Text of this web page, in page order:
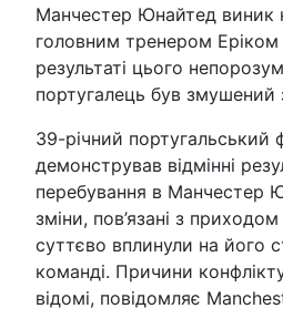
Манчестер Юнайтед виник
головним тренером
результаті цього
португалець був
39-річний португальський
демонстрував відмінні
перебування в Манчестер
зміни, пов’язані з
суттєво вплинули на його
команді. Причини
відомі, повідомляє